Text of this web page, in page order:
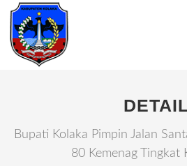
Bupati Kolaka Pimpin Jalan
80 Kemenag Tingkat